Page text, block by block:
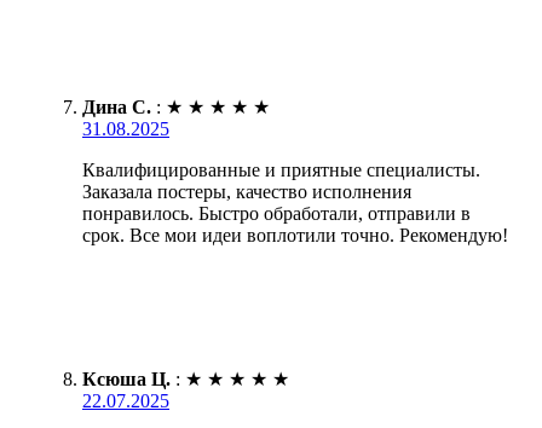
Дина С. : ★ ★ ★ ★ ★
31.08.2025
Квалифицированные и приятные специалисты.
Заказала постеры, качество исполнения
понравилось. Быстро обработали, отправили в
срок. Все мои идеи воплотили точно. Рекомендую!
Ксюша Ц. : ★ ★ ★ ★ ★
22.07.2025